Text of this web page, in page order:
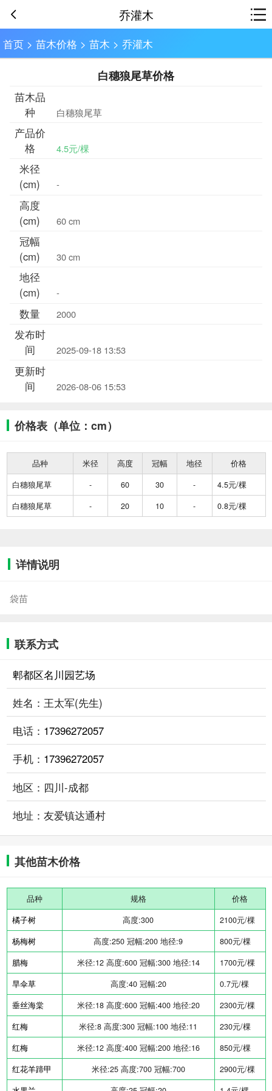
乔灌木
首页 >苗木价格 >苗木 >乔灌木
白穗狼尾草价格
苗木品
种
白穗狼尾草
产品价
格
4.5元/棵
米径
(cm)
-
高度
(cm)
60 cm
冠幅
(cm)
30 cm
地径
(cm)
-
数量 2000
发布时
间
2025-09-18 13:53
更新时
间
2026-08-06 15:53
价格表（单位：cm）
品种 米径 高度 冠幅 地径
价格
白穗狼尾草
- 60 30 -
4.5元/棵
白穗狼尾草
- 20 10 - 0.8元/棵
详情说明
袋苗
联系方式
郫都区名川园艺场
姓名：王太军(先生)
电话： 17396272057
手机： 17396272057
地区：四川-成都
地址：友爱镇达通村
其他苗木价格
品种 规格
价格
橘子树
高度:300
2100元/棵
杨梅树
高度:250 冠幅:200 地径:9
800元/棵
腊梅
米径:12 高度:600 冠幅:300 地径:14
1700元/棵
旱伞草
高度:40 冠幅:20
0.7元/棵
垂丝海棠
米径:18 高度:600 冠幅:400 地径:20
2300元/棵
红梅
米径:8 高度:300 冠幅:100 地径:11
230元/棵
红梅
米径:12 高度:400 冠幅:200 地径:16
850元/棵
红花羊蹄甲
米径:25 高度:700 冠幅:700
2900元/棵